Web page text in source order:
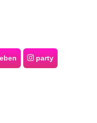
party